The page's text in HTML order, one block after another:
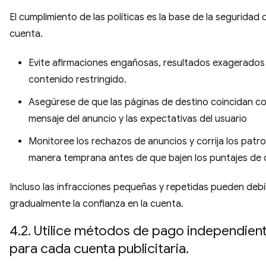
El cumplimiento de las políticas es la base de la seguridad
cuenta.
Evite afirmaciones engañosas, resultados
contenido restringido.
Asegúrese de que las páginas de destino coincidan
mensaje del anuncio y las expectativas del usuario
Monitoree los rechazos de anuncios y corrija los
manera temprana antes de que bajen los puntajes de
Incluso las infracciones pequeñas y repetidas pueden
gradualmente la confianza en la cuenta.
4.2. Utilice métodos de pago
para cada cuenta publicitaria.